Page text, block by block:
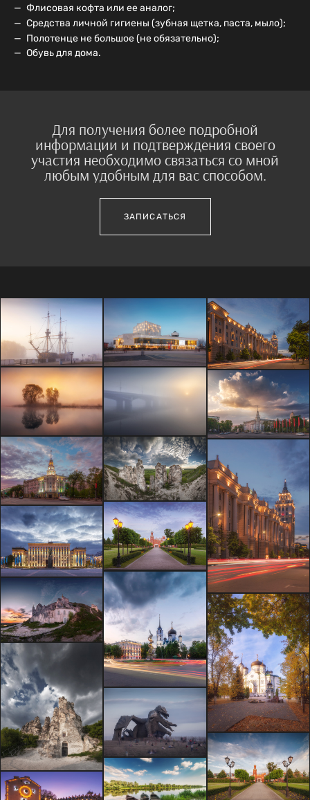
Флисовая кофта или ее аналог;
Средства личной гигиены (зубная щетка, паста, мыло);
Полотенце не большое (не обязательно);
Обувь для дома.
Для получения более подробной
информации и подтверждения своего
участия необходимо связаться со мной
любым удобным для вас способом.
ЗАПИСАТЬСЯ